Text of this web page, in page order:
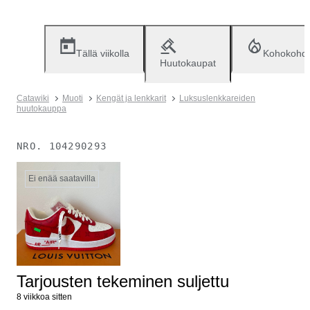
Tällä viikolla
Huutokaupat
Catawiki Muoti Kengät ja lenkkarit
Luksuslenkkareiden
huutokauppa
NRO. 104290293
Ei enää saatavilla
Tarjousten tekeminen suljettu
8 viikkoa sitten